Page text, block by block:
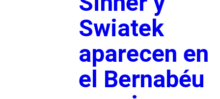
Swiatek
aparecen en
el Bernabéu